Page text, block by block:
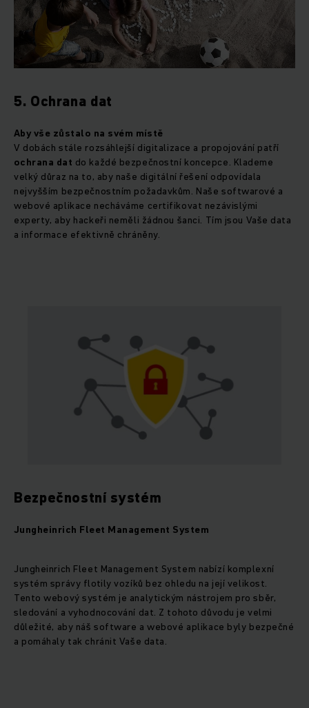
5. Ochrana dat
Aby vše zůstalo na svém místě
V dobách stále rozsáhlejší digitalizace a propojování patří
ochrana dat do každé bezpečnostní koncepce. Klademe
velký důraz na to, aby naše digitální řešení odpovídala
nejvyšším bezpečnostním požadavkům. Naše softwarové a
webové aplikace necháváme certifikovat nezávislými
experty, aby hackeři neměli žádnou šanci. Tím jsou Vaše data
a informace efektivně chráněny.
Bezpečnostní systém
Jungheinrich Fleet Management System
Jungheinrich Fleet Management System nabízí komplexní
systém správy flotily vozíků bez ohledu na její velikost.
Tento webový systém je analytickým nástrojem pro sběr,
sledování a vyhodnocování dat. Z tohoto důvodu je velmi
důležité, aby náš software a webové aplikace byly bezpečné
a pomáhaly tak chránit Vaše data.